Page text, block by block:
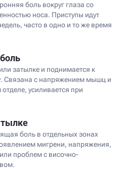
боль вокруг глаза со
носа. Приступы идут
часто в одно и то же время
затылке и поднимается к
Связана с напряжением мышц и
усиливается при
боль в отдельных зонах
мигрени, напряжения,
проблем с височно-